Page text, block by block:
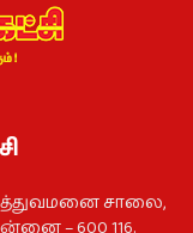
சாலை,